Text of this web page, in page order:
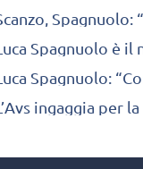
Spagnuolo:
Spagnuolo è il
Spagnuolo:
ingaggia per